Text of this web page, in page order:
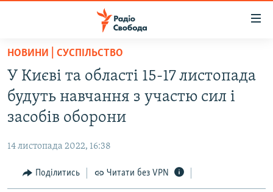
Перейти
основного
матеріалу
Перейти
до
основної
Перейти
до
РАДІО СВОБОДА – 70 РОКІВ
ВСЕ ЗА ДОБУ
СТАТТІ
ЕКОНОМІКА
СУСПІЛЬСТВО
РОСІЙСЬКА «ФІЛЬТРАЦІЯ»
ДОНБАС.РЕАЛІЇ
НОВИНИ | СУСПІЛЬСТВО
У Києві та області 15-17 листопада
будуть навчання з участю сил і
засобів оборони
14 листопада 2022, 16:38
Поділитись Читати без VPN